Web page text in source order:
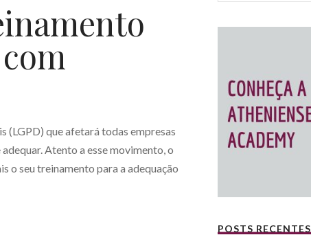
(LGPD) que afetará todas empresas
Atento a esse movimento, o
o seu treinamento para a adequação
POSTS RECENTES